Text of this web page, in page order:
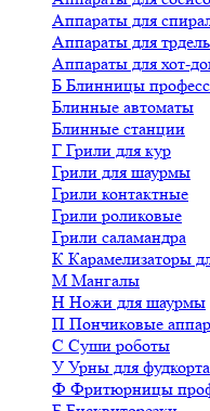
Аппараты для
Аппараты для
Аппараты для хот-
Б Блинницы
Блинные автоматы
Блинные станции
Г Грили для кур
Грили для шаурмы
Грили контактные
Грили роликовые
Грили саламандра
К Карамелизаторы
М Мангалы
Н Ножи для шаурмы
П Пончиковые
С Суши роботы
У Урны для фудкорта
Ф Фритюрницы